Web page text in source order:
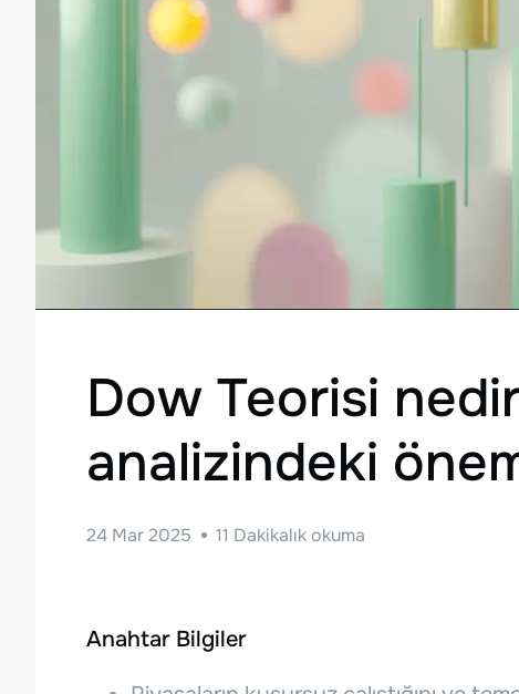
Dow Teorisi
analizindeki
24 Mar 2025 11 Dakikalık okuma
Anahtar Bilgiler